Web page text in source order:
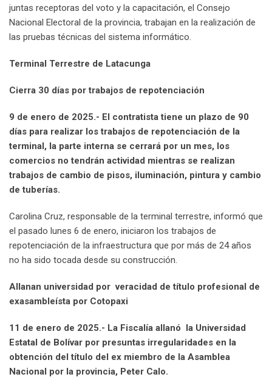
juntas receptoras del voto y la capacitación, el Consejo
Nacional Electoral de la provincia, trabajan en la realización de
las pruebas técnicas del sistema informático.
Terminal Terrestre de Latacunga
Cierra 30 días por trabajos de repotenciación
9 de enero de 2025.- El contratista tiene un plazo de 90
días para realizar los trabajos de repotenciación de la
terminal, la parte interna se cerrará por un mes, los
comercios no tendrán actividad mientras se realizan
trabajos de cambio de pisos, iluminación, pintura y cambio
de tuberías.
Carolina Cruz, responsable de la terminal terrestre, informó que
el pasado lunes 6 de enero, iniciaron los trabajos de
repotenciación de la infraestructura que por más de 24 años
no ha sido tocada desde su construcción.
Allanan universidad por veracidad de título profesional de
exasambleísta por Cotopaxi
11 de enero de 2025.- La Fiscalía allanó la Universidad
Estatal de Bolívar por presuntas irregularidades en la
obtención del título del ex miembro de la Asamblea
Nacional por la provincia, Peter Calo.